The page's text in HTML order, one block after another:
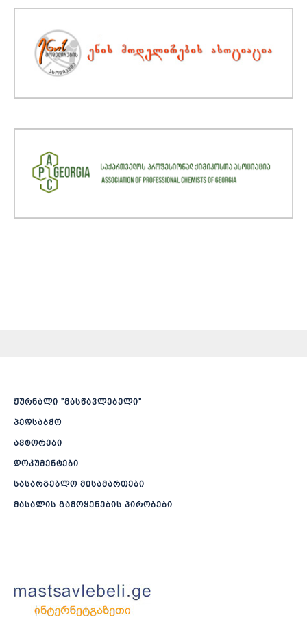
ჟურნალი ”მასწავლებელი”
პედსაბჭო
ავტორები
დოკუმენტები
სასარგებლო მისამართები
მასალის გამოყენების პირობები